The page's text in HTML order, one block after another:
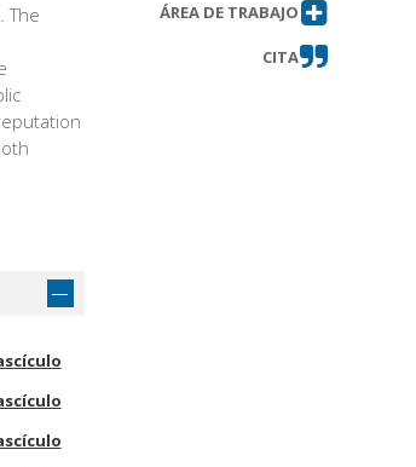
The
ÁREA DE TRABAJO
CITA